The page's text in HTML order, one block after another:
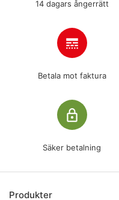
14 dagars ångerrätt
line_style
Betala mot faktura
lock_outline
Säker betalning
Produkter